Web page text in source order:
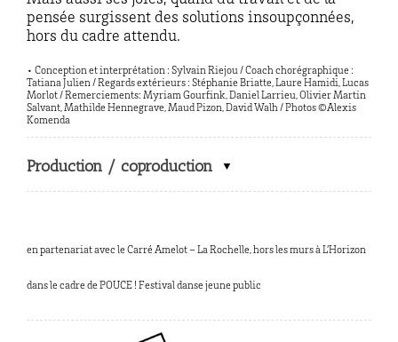
pensée surgissent des solutions insoupçonnées,
hors du cadre attendu.
• Conception et interprétation : Sylvain Riejou / Coach chorégraphique :
Tatiana Julien / Regards extérieurs : Stéphanie Briatte, Laure Hamidi, Lucas
Morlot / Remerciements: Myriam Gourfink, Daniel Larrieu, Olivier Martin
Salvant, Mathilde Hennegrave, Maud Pizon, David Walh / Photos ©Alexis
Komenda
Production / coproduction
en partenariat avec le Carré Amelot – La Rochelle, hors les murs à L’Horizon
dans le cadre de POUCE ! Festival danse jeune public